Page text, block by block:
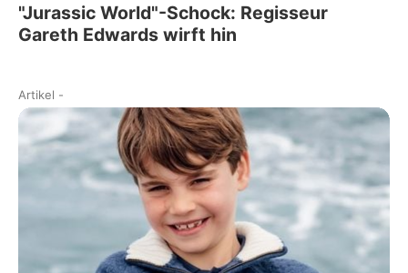
"Jurassic World"-Schock: Regisseur
Gareth Edwards wirft hin
Artikel -